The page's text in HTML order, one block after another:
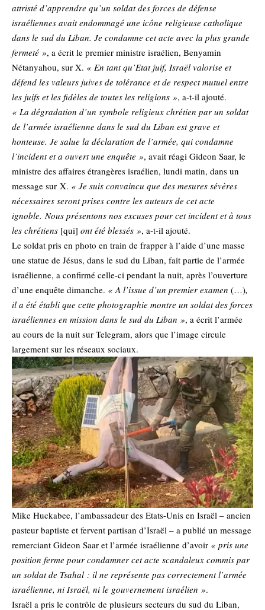
attristé d’apprendre qu’un soldat des forces de défense
israéliennes avait endommagé une icône religieuse catholique
dans le sud du Liban. Je condamne cet acte avec la plus grande
fermeté », a écrit le premier ministre israélien, Benyamin
Nétanyahou, sur X. « En tant qu’Etat juif, Israël valorise et
défend les valeurs juives de tolérance et de respect mutuel entre
les juifs et les fidèles de toutes les religions », a-t-il ajouté.
« La dégradation d’un symbole religieux chrétien par un soldat
de l’armée israélienne dans le sud du Liban est grave et
honteuse. Je salue la déclaration de l’armée, qui condamne
l’incident et a ouvert une enquête », avait réagi Gideon Saar, le
ministre des affaires étrangères israélien, lundi matin, dans un
message sur X. « Je suis convaincu que des mesures sévères
nécessaires seront prises contre les auteurs de cet acte
ignoble. Nous présentons nos excuses pour cet incident et à tous
les chrétiens [qui] ont été blessés », a-t-il ajouté.
Le soldat pris en photo en train de frapper à l’aide d’une masse
une statue de Jésus, dans le sud du Liban, fait partie de l’armée
israélienne, a confirmé celle-ci pendant la nuit, après l’ouverture
d’une enquête dimanche. « A l’issue d’un premier examen (…),
il a été établi que cette photographie montre un soldat des forces
israéliennes en mission dans le sud du Liban », a écrit l’armée
au cours de la nuit sur Telegram, alors que l’image circule
largement sur les réseaux sociaux.
Mike Huckabee, l’ambassadeur des Etats-Unis en Israël – ancien
pasteur baptiste et fervent partisan d’Israël – a publié un message
remerciant Gideon Saar et l’armée israélienne d’avoir « pris une
position ferme pour condamner cet acte scandaleux commis par
un soldat de Tsahal : il ne représente pas correctement l’armée
israélienne, ni Israël, ni le gouvernement israélien ».
Israël a pris le contrôle de plusieurs secteurs du sud du Liban,